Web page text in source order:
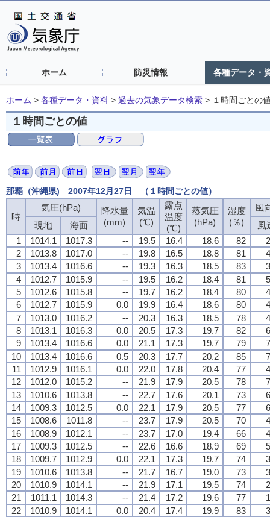
ホーム 防災情報 各種データ・
ホーム > 各種データ・資料 > 過去の気象データ検索 > １時間ごとの
１時間ごとの値
那覇（沖縄県) 2007年12月27日 （１時間ごとの値）
時
気圧(hPa)
降水量
(mm)
気温
(℃)
露点
温度
(℃)
蒸気圧
(hPa)
湿度
(％)
風
現地
海面
風
1
1014.1 1017.3 -- 19.5 16.4 18.6 82
2
1013.8 1017.0 -- 19.8 16.5 18.8 81
3
1013.4 1016.6 -- 19.3 16.3 18.5 83
4
1012.7 1015.9 -- 19.5 16.2 18.4 81
5
1012.6 1015.8 -- 19.7 16.2 18.4 80
6
1012.7 1015.9 0.0 19.9 16.4 18.6 80
7
1013.0 1016.2 -- 20.3 16.3 18.5 78
8
1013.1 1016.3 0.0 20.5 17.3 19.7 82
9
1013.4 1016.6 0.0 21.1 17.3 19.7 79
10
1013.4 1016.6 0.5 20.3 17.7 20.2 85
11
1012.9 1016.1 0.0 22.0 17.8 20.4 77
12
1012.0 1015.2 -- 21.9 17.9 20.5 78
13
1010.6 1013.8 -- 22.7 17.6 20.1 73
14
1009.3 1012.5 0.0 22.1 17.9 20.5 77
15
1008.6 1011.8 -- 23.7 17.9 20.5 70
16
1008.9 1012.1 -- 23.7 17.0 19.4 66
17
1009.3 1012.5 -- 22.6 16.6 18.9 69
18
1009.7 1012.9 0.0 22.1 17.3 19.7 74
19
1010.6 1013.8 -- 21.7 16.7 19.0 73
20
1010.9 1014.1 -- 21.9 17.1 19.5 74
21
1011.1 1014.3 -- 21.4 17.2 19.6 77
22
1010.9 1014.1 0.0 20.4 17.4 19.9 83